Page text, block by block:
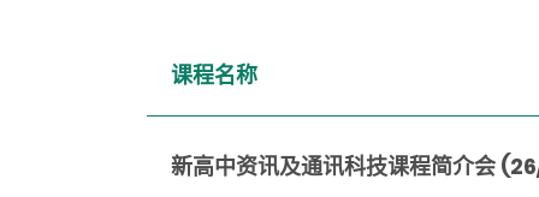
课程名称
新高中资讯及通讯科技课程简介会